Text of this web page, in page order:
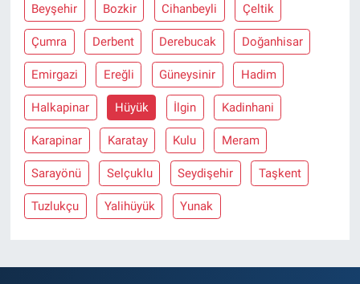
Beyşehir Bozkir Cihanbeyli Çeltik
Çumra Derbent Derebucak Doğanhisar
Emirgazi Ereğli Güneysinir Hadim
Halkapinar Hüyük İlgin Kadinhani
Karapinar Karatay Kulu Meram
Sarayönü Selçuklu Seydişehir Taşkent
Tuzlukçu Yalihüyük Yunak